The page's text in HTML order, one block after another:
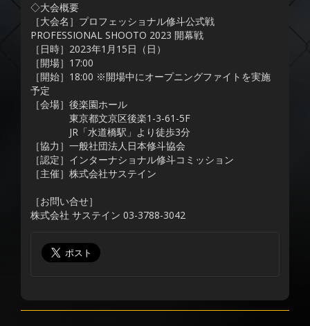
◇大会概要
［大会名］プロフェッショナル修斗公式戦
PROFESSIONAL SHOOTO 2023 開幕戦
［日時］2023年1月15日（日）
［開場］17:00
［開始］18:00 ※開場中にオープニングファイトを実施
予定
［会場］後楽園ホール
東京都文京区後楽1-3-61-5F
JR「水道橋駅」より徒歩3分
［協力］一般社団法人日本修斗協会
［認定］インターナショナル修斗コミッション
［主催］株式会社サステイン
［お問い合せ］
株式会社 サステイン 03-3788-3042